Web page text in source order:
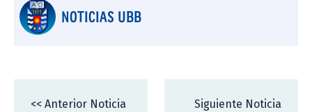
NOTICIAS UBB
<< Anterior Noticia
Siguiente Noticia